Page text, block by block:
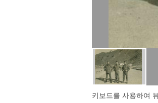
키보드를 사용하여